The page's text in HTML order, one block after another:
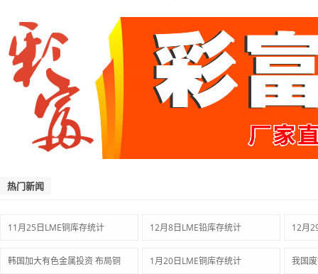
热门新闻
11月25日LME铜库存统计 12月8日LME铅库存统计 12月
韩国加大有色金属投资 布局铜 1月20日LME铜库存统计 我国